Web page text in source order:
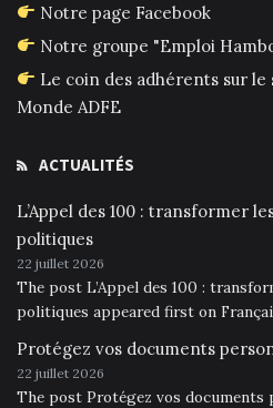
Notre page Facebook
Notre groupe "Emploi
Le coin des adhérents sur le
Monde ADFE
ACTUALITÉS
L’Appel des 100 : transformer
politiques
22 juillet 2026
The post L’Appel des 100 :
politiques appeared first on
Protégez vos documents
22 juillet 2026
The post Protégez vos documents